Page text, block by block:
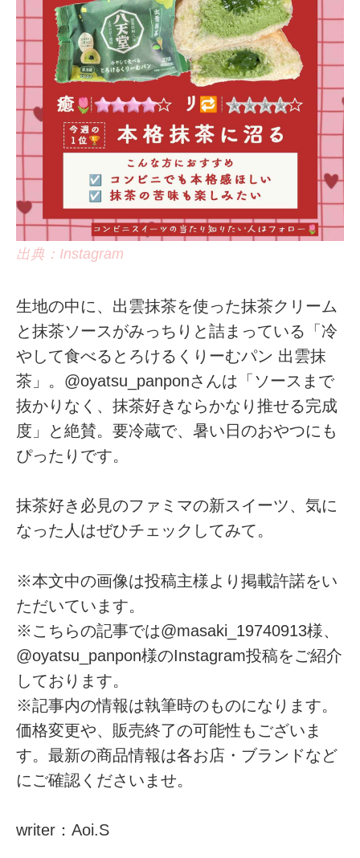
出典：Instagram
生地の中に、出雲抹茶を使った抹茶クリーム
と抹茶ソースがみっちりと詰まっている「冷
やして食べるとろけるくりーむパン 出雲抹
茶」。@oyatsu_panponさんは「ソースまで
抜かりなく、抹茶好きならかなり推せる完成
度」と絶賛。要冷蔵で、暑い日のおやつにも
ぴったりです。
抹茶好き必見のファミマの新スイーツ、気に
なった人はぜひチェックしてみて。
※本文中の画像は投稿主様より掲載許諾をい
ただいています。
※こちらの記事では@masaki_19740913様、
@oyatsu_panpon様のInstagram投稿をご紹介
しております。
※記事内の情報は執筆時のものになります。
価格変更や、販売終了の可能性もございま
す。最新の商品情報は各お店・ブランドなど
にご確認くださいませ。
writer：Aoi.S